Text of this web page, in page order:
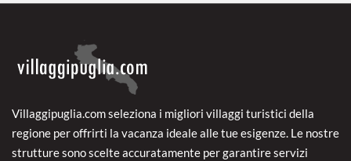
Villaggipuglia.com seleziona i migliori villaggi turistici della
regione per offrirti la vacanza ideale alle tue esigenze. Le nostre
strutture sono scelte accuratamente per garantire servizi